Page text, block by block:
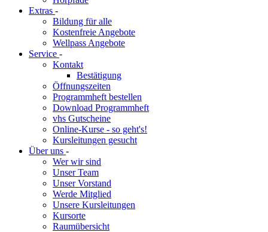
Extras -
Bildung für alle
Kostenfreie Angebote
Wellpass Angebote
Service -
Kontakt
Bestätigung
Öffnungszeiten
Programmheft bestellen
Download Programmheft
vhs Gutscheine
Online-Kurse - so geht's!
Kursleitungen gesucht
Über uns -
Wer wir sind
Unser Team
Unser Vorstand
Werde Mitglied
Unsere Kursleitungen
Kursorte
Raumübersicht